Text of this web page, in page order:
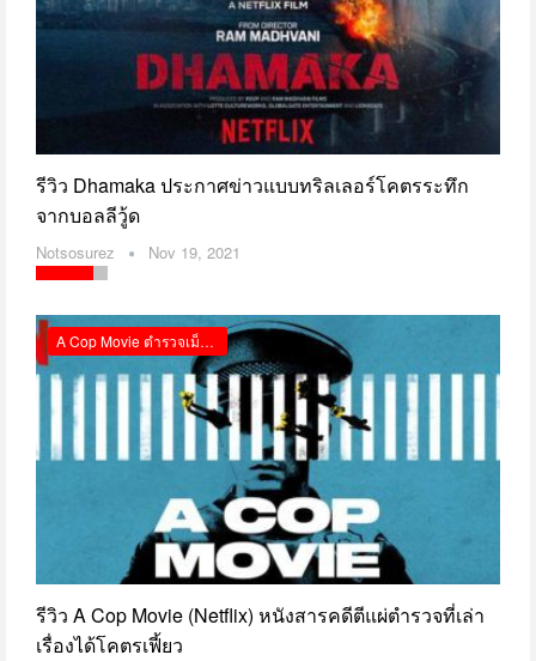
รีวิว Dhamaka ประกาศข่าวแบบทริลเลอร์โคตรระทึก
จากบอลลีวู้ด
Notsosurez Nov 19, 2021
A Cop Movie ตำรวจเม็กซิโก Netflix รีวิว
รีวิว A Cop Movie (Netflix) หนังสารคดีตีแผ่ตำรวจที่เล่า
เรื่องได้โคตรเฟี้ยว